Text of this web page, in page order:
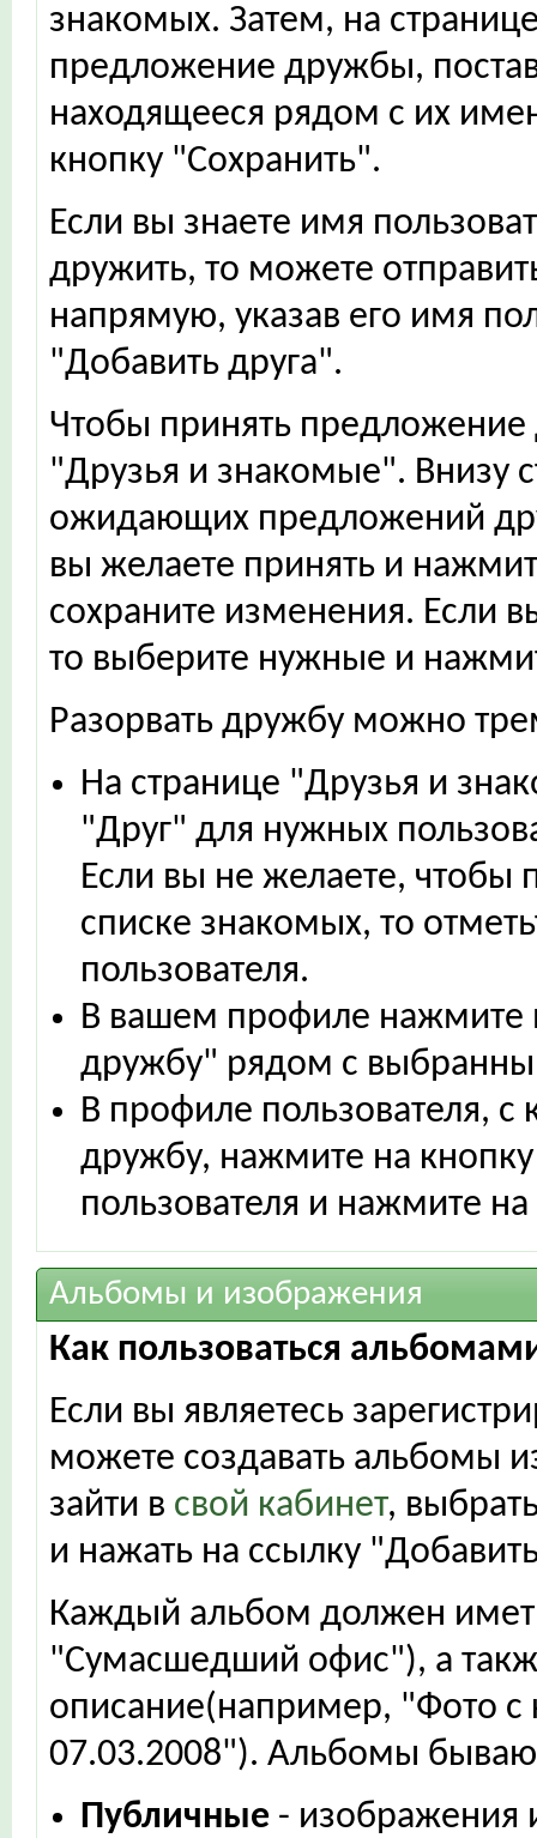
знакомых. Затем, на
предложение дружбы,
находящееся рядом с их
кнопку "Сохранить".
Если вы знаете имя
дружить, то можете
напрямую, указав его имя
"Добавить друга".
Чтобы принять
"Друзья и знакомые". Внизу
ожидающих предложений
вы желаете принять и
сохраните изменения. Если
то выберите нужные и
Разорвать дружбу можно
На странице "Друзья и
"Друг" для нужных
Если вы не желаете, чтобы
списке знакомых, то
пользователя.
В вашем профиле нажмите
дружбу" рядом с
В профиле пользователя,
дружбу, нажмите на
пользователя и нажмите
Альбомы и изображения
Как пользоваться
Если вы являетесь
можете создавать альбомы
зайти в свой кабинет,
и нажать на ссылку
Каждый альбом должен
"Сумасшедший офис"), а
описание(например, "Фото с
07.03.2008"). Альбомы
Публичные - изображения